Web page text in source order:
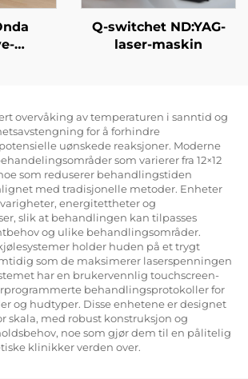
og
samt
for
og
Q-switchet ND:YAG-
laser-maskin
overvåking av temperaturen i sanntid og
for å forhindre
uønskede reaksjoner. Moderne
som varierer fra 12×12
som reduserer behandlingstiden
med tradisjonelle metoder. Enheter
energitettheter og
slik at behandlingen kan tilpasses
og ulike behandlingsområder.
holder huden på et trygt
som de maksimerer laserspenningen
har en brukervennlig touchscreen-
behandlingsprotokoller for
og hudtyper. Disse enhetene er designet
skala, med robust konstruksjon og
noe som gjør dem til en pålitelig
klinikker verden over.